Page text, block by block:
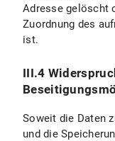
Adresse gelöscht
Zuordnung des
ist.
III.4
Soweit die Daten
und die